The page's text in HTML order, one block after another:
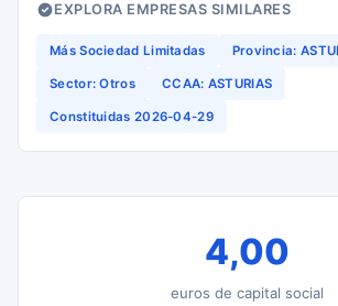
EXPLORA EMPRESAS SIMILARES
Más Sociedad Limitadas Provincia:
Sector: Otros CCAA: ASTURIAS
Constituidas 2026-04-29
4,00
euros de capital social